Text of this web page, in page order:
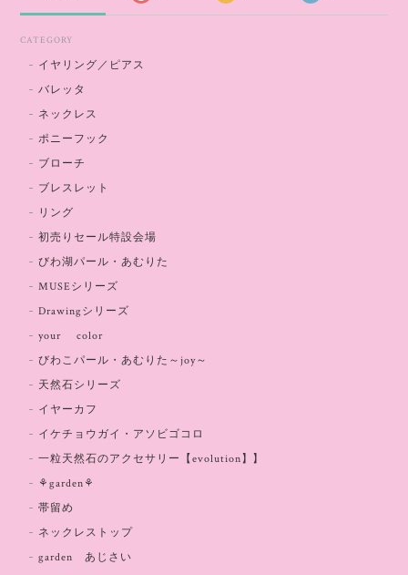
CATEGORY
イヤリング／ピアス
バレッタ
ネックレス
ポニーフック
ブローチ
ブレスレット
リング
初売りセール特設会場
びわ湖パール・あむりた
MUSEシリーズ
Drawingシリーズ
your color
びわこパール・あむりた～joy～
天然石シリーズ
イヤーカフ
イケチョウガイ・アソビゴコロ
一粒天然石のアクセサリー【evolution】】
⚘garden⚘
帯留め
ネックレストップ
garden あじさい